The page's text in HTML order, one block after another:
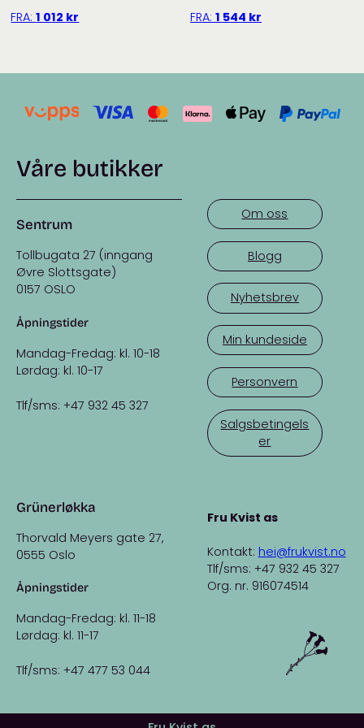
FRA:1 012 kr FRA: 1 544 kr
Våre butikker
Sentrum
Tollbugata 27 (inngang
Øvre Slottsgate)
0157 OSLO
Åpningstider
Mandag-Fredag: kl. 10-18
Lørdag: kl. 10-17
Tlf/sms: +47 932 45 327
Grünerløkka
Thorvald Meyers gate 27,
0555 Oslo
Åpningstider
Mandag-Fredag: kl. 11-18
Lørdag: kl. 11-17
Tlf/sms: +47 477 53 044
Om oss
Blogg
Nyhetsbrev
Min kundeside
Personvern
Salgsbetingels
er
Fru Kvist as
Kontakt: hei@frukvist.no
Tlf/sms: +47 932 45 327
Org. nr. 916074514